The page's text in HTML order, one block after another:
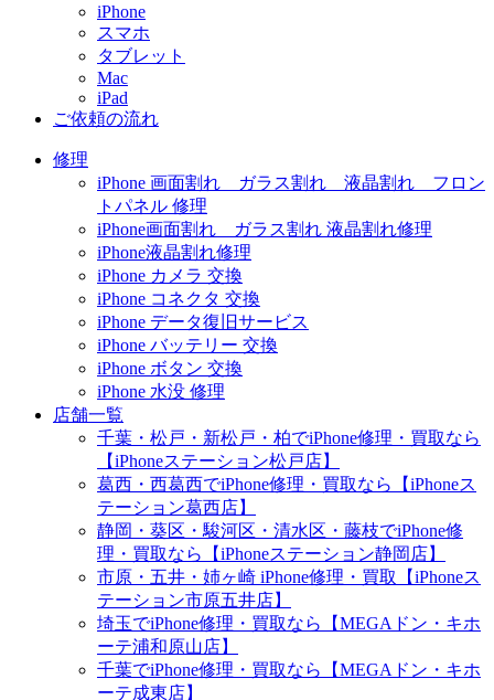
iPhone
スマホ
タブレット
Mac
iPad
ご依頼の流れ
修理
iPhone 画面割れ ガラス割れ 液晶割れ フロン
トパネル 修理
iPhone画面割れ ガラス割れ 液晶割れ修理
iPhone液晶割れ修理
iPhone カメラ 交換
iPhone コネクタ 交換
iPhone データ復旧サービス
iPhone バッテリー 交換
iPhone ボタン 交換
iPhone 水没 修理
店舗一覧
千葉・松戸・新松戸・柏でiPhone修理・買取なら
【iPhoneステーション松戸店】
葛西・西葛西でiPhone修理・買取なら【iPhoneス
テーション葛西店】
静岡・葵区・駿河区・清水区・藤枝でiPhone修
理・買取なら【iPhoneステーション静岡店】
市原・五井・姉ヶ崎 iPhone修理・買取【iPhoneス
テーション市原五井店】
埼玉でiPhone修理・買取なら【MEGAドン・キホ
ーテ浦和原山店】
千葉でiPhone修理・買取なら【MEGAドン・キホ
ーテ成東店】